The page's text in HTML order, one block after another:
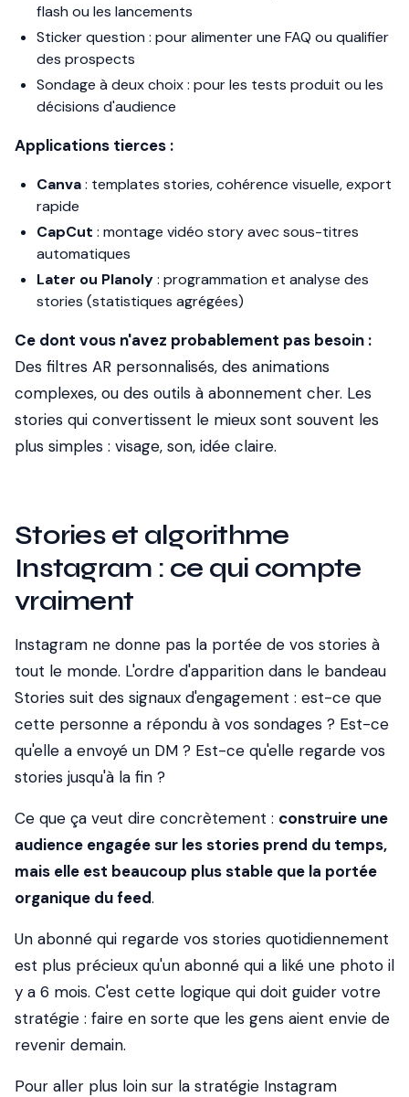
flash ou les lancements
Sticker question : pour alimenter une FAQ ou qualifier
des prospects
Sondage à deux choix : pour les tests produit ou les
décisions d'audience
Applications tierces :
Canva: templates stories, cohérence visuelle, export
rapide
CapCut : montage vidéo story avec sous-titres
automatiques
Later ou Planoly: programmation et analyse des
stories (statistiques agrégées)
Ce dont vous n'avez probablement pas besoin :
Des filtres AR personnalisés, des animations
complexes, ou des outils à abonnement cher. Les
stories qui convertissent le mieux sont souvent les
plus simples : visage, son, idée claire.
Stories et algorithme
Instagram : ce qui compte
vraiment
Instagram ne donne pas la portée de vos stories à
tout le monde. L'ordre d'apparition dans le bandeau
Stories suit des signaux d'engagement : est-ce que
cette personne a répondu à vos sondages ? Est-ce
qu'elle a envoyé un DM ? Est-ce qu'elle regarde vos
stories jusqu'à la fin ?
Ce que ça veut dire concrètement : construire une
audience engagée sur les stories prend du temps,
mais elle est beaucoup plus stable que la portée
organique du feed.
Un abonné qui regarde vos stories quotidiennement
est plus précieux qu'un abonné qui a liké une photo il
y a 6 mois. C'est cette logique qui doit guider votre
stratégie : faire en sorte que les gens aient envie de
revenir demain.
Pour aller plus loin sur la stratégie Instagram